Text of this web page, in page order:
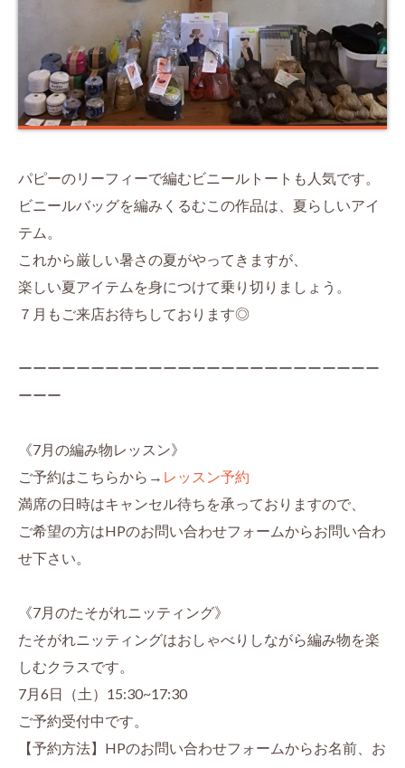
パピーのリーフィーで編むビニールトートも人気です。
ビニールバッグを編みくるむこの作品は、夏らしいアイ
テム。
これから厳しい暑さの夏がやってきますが、
楽しい夏アイテムを身につけて乗り切りましょう。
７月もご来店お待ちしております◎
ーーーーーーーーーーーーーーーーーーーーーーーーー
ーーー
《7月の編み物レッスン》
ご予約はこちらから→ レッスン予約
満席の日時はキャンセル待ちを承っておりますので、
ご希望の方はHPのお問い合わせフォームからお問い合わ
せ下さい。
《7月のたそがれニッティング》
たそがれニッティングはおしゃべりしながら編み物を楽
しむクラスです。
7月6日（土）15:30~17:30
ご予約受付中です。
【予約方法】HPのお問い合わせフォームからお名前、お